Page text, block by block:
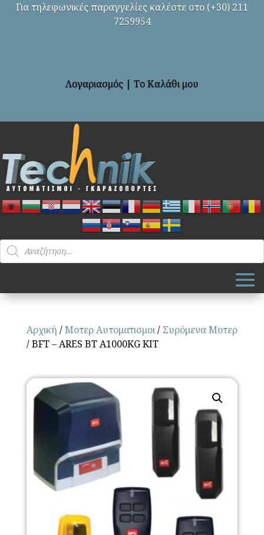
Για τηλεφωνικές παραγγελίες καλέστε στο (+30) 211
7259954
Λογαριασμός | Το Καλάθι μου
Products
search
Αρχική /Μοτερ Αυτοματισμοι/ Συρόμενα Μοτερ
/ BFT – ARES BT A1000KG KIT